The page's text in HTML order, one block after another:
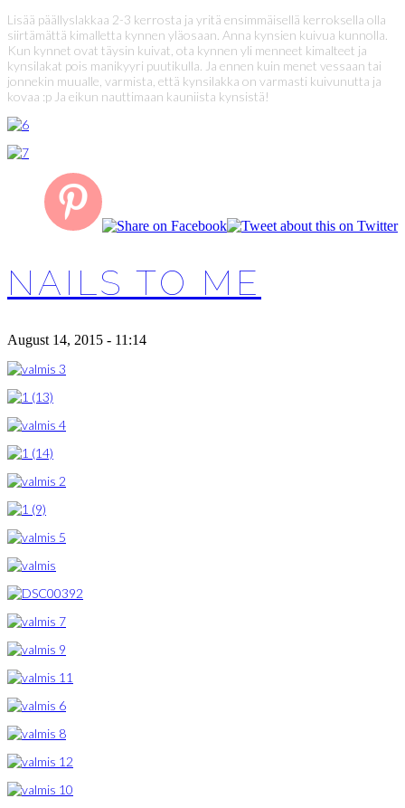
Lisää päällyslakkaa 2-3 kerrosta ja yritä ensimmäisellä kerroksella olla
siirtämättä kimalletta kynnen yläosaan. Anna kynsien kuivua kunnolla.
Kun kynnet ovat täysin kuivat, ota kynnen yli menneet kimalteet ja
kynsilakat pois manikyyri puutikulla. Ja ennen kuin menet vessaan tai
jonnekin muualle, varmista, että kynsilakka on varmasti kuivunutta ja
kovaa :p Ja eikun nauttimaan kauniista kynsistä!
NAILS TO ME
August 14, 2015 - 11:14